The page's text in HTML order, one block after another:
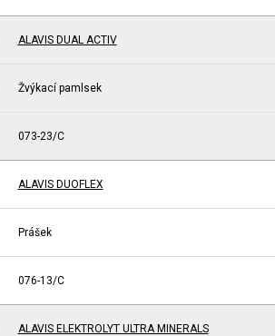
ALAVIS DUAL ACTIV
Žvýkací pamlsek
073-23/C
ALAVIS DUOFLEX
Prášek
076-13/C
ALAVIS ELEKTROLYT ULTRA MINERALS